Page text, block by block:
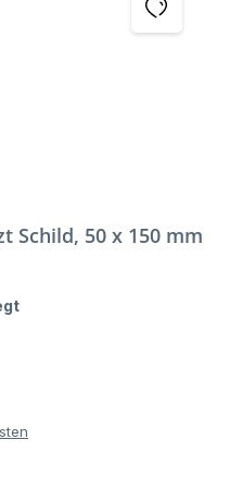
Schild, 50 x 150 mm